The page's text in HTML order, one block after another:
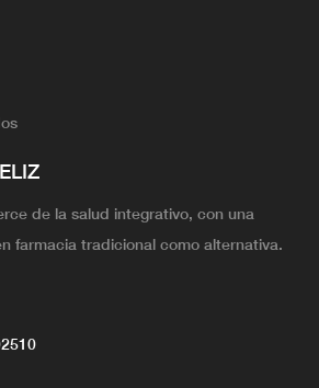
de la salud integrativo, con una
farmacia tradicional como alternativa.